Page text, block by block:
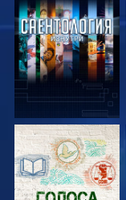
СМОТРЕТЬ
ПЕРЕДАЧИ